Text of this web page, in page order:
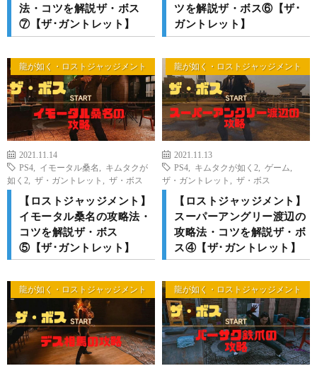
法・コツを解説ザ・ボス
⑦【ザ･ガントレット】
ツを解説ザ・ボス⑥【ザ･
ガントレット】
龍が如く・ロストジャッジメント
2021.11.14
PS4
イモータル桑名
キムタクが
如く2
ザ・ガントレット ザ・ボス
【ロストジャッジメント】
イモータル桑名の攻略法・
コツを解説ザ・ボス
⑤【ザ･ガントレット】
龍が如く・ロストジャッジメント
2021.11.13
PS4
キムタクが如く2 ゲーム
ザ・ガントレット
ザ・ボス
【ロストジャッジメント】
スーパーアングリー渡辺の
攻略法・コツを解説ザ・ボ
ス④【ザ･ガントレット】
龍が如く・ロストジャッジメント 龍が如く・ロストジャッジメント